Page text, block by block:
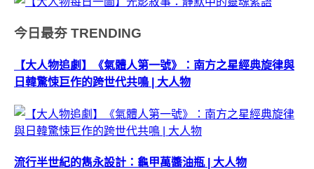
今日最夯 TRENDING
【大人物追劇】《氣體人第一號》：南方之星經典旋律與
日韓驚悚巨作的跨世代共鳴 | 大人物
流行半世紀的雋永設計：龜甲萬醬油瓶 | 大人物